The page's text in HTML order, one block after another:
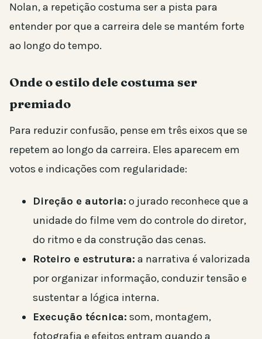
Nolan, a repetição costuma ser a pista para
entender por que a carreira dele se mantém forte
ao longo do tempo.
Onde o estilo dele costuma ser
premiado
Para reduzir confusão, pense em três eixos que se
repetem ao longo da carreira. Eles aparecem em
votos e indicações com regularidade:
Direção e autoria: o jurado reconhece que a
unidade do filme vem do controle do diretor,
do ritmo e da construção das cenas.
Roteiro e estrutura: a narrativa é valorizada
por organizar informação, conduzir tensão e
sustentar a lógica interna.
Execução técnica: som, montagem,
fotografia e efeitos entram quando a